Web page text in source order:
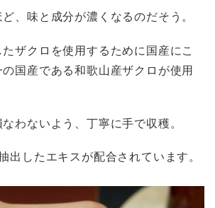
、味と成分が濃くなるのだそう。
ザクロを使用するために国産にこ
国産である和歌山産ザクロが使用
わないよう、丁寧に手で収穫。
出したエキスが配合されています。